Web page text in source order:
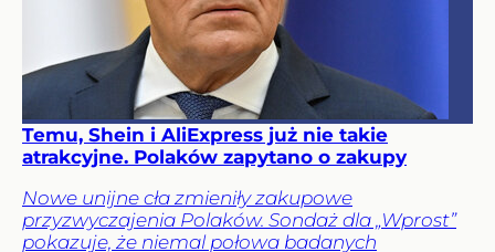
Temu, Shein i AliExpress już nie takie
atrakcyjne. Polaków zapytano o zakupy
Nowe unijne cła zmieniły zakupowe
przyzwyczajenia Polaków. Sondaż dla „Wprost”
pokazuje, że niemal połowa badanych